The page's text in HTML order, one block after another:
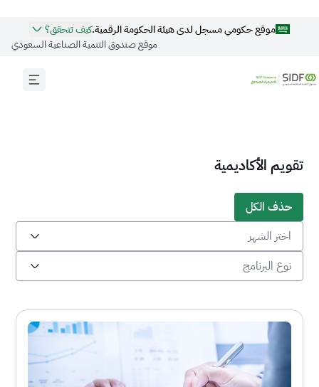
موقع حكومي مسجل لدى هيئة الحكومة الرقمية.كيف تتحقق؟
موقع صندوق التنمية الصناعية السعودي
رابط الموقع الرسمي للحكومة السعودية ينتهي بـ
.gov.sa
الموقع الذي يتبع جهة حكومية رسمية في المملكة العربية
السعودية ينتهي دائمًا بـ ‎.gov.sa.
مسجّل لدى هيئة الحكومة الرقمية:
20250422704
تقويم الأكاديمية
حذف الكل
اختر الشهر
نوع البرنامج